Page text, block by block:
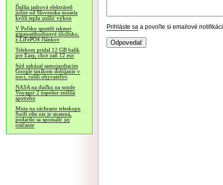
Ďalšia jadrová elektráreň
južne od Slovenska musela
kvôli teplu znížiť výkon
V Poľsku spustili takmer
gigawatthodinové úložisko,
z LiFePO4 článkov
Telekom pridal 12 GB balík
pre Easy, chce zaň 12 eur
Súd zakázal samojazdiacim
Google taxíkom dobíjanie v
noci, rušili obyvateľov
NASA na diaľku na sonde
Voyager 2 úspešne znížila
spotrebu
Misia na záchranu teleskopu
Swift ešte nie je stratená,
podarilo sa spomaliť jej
otáčanie
Prihláste sa a povoľte si emailové